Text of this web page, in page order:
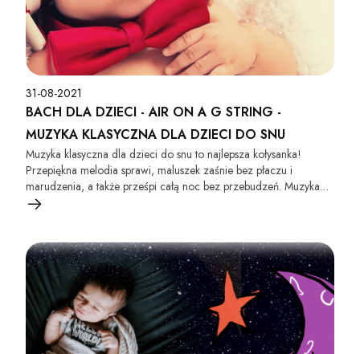
31-08-2021
BACH DLA DZIECI - AIR ON A G STRING -
MUZYKA KLASYCZNA DLA DZIECI DO SNU
Muzyka klasyczna dla dzieci do snu to najlepsza kołysanka!
Przepiękna melodia sprawi, maluszek zaśnie bez płaczu i
marudzenia, a także prześpi całą noc bez przebudzeń. Muzyka
Bacha nie tylko usypia i uspokaja dzieci, ale także wspomaga ich